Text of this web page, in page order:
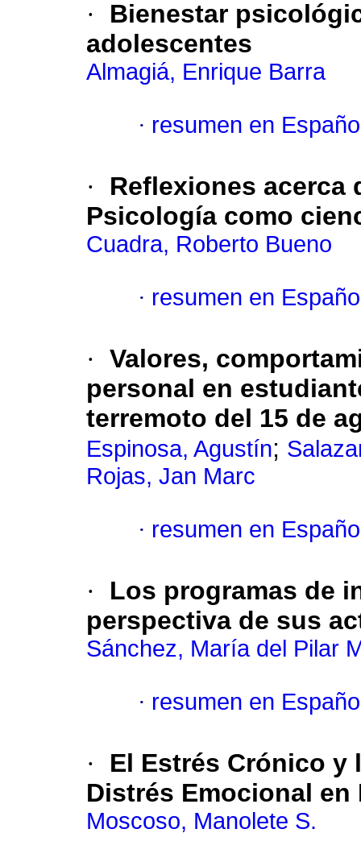
·
Bienestar
adolescentes
Almagiá, Enrique Barra
· resumen en
·
Reflexiones acerca
Psicología como
Cuadra, Roberto Bueno
· resumen en
· Valores,
personal en
terremoto del 15 de
Espinosa, Agustín;
Rojas, Jan Marc
· resumen en
·
Los programas de
perspectiva de sus
Sánchez, María del Pilar
· resumen en
·
El Estrés Crónico
Distrés Emocional
Moscoso, Manolete S.